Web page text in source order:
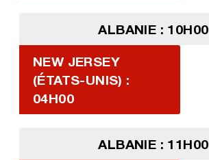
ALBANIE : 10H00
NEW JERSEY
(ÉTATS-UNIS) :
04H00
ALBANIE : 11H00